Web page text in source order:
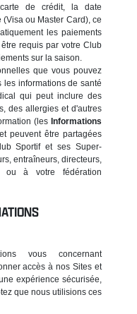
de crédit, la date
ou Master Card), ce
les paiements
requis par votre Club
sur la saison.
que vous pouvez
les informations de santé
qui peut inclure des
des allergies et d'autres
(les Informations
peuvent être partagées
Sportif et ses Super-
entraîneurs, directeurs,
ou à votre fédération
vous concernant
accès à nos Sites et
expérience sécurisée,
que nous utilisions ces